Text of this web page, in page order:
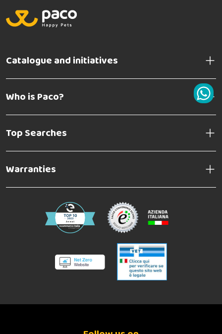
Catalogue and initiatives
Who is Paco?
Top Searches
Warranties